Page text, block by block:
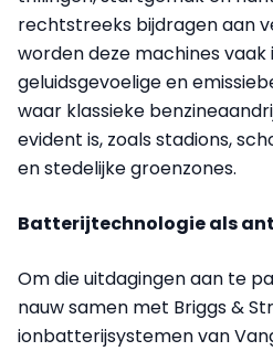
rechtstreeks bijdragen aan
worden deze machines vaak
geluidsgevoelige en
waar klassieke
evident is, zoals stadions,
en stedelijke groenzones.
Batterijtechnologie als
Om die uitdagingen aan te
nauw samen met Briggs &
ionbatterijsystemen van